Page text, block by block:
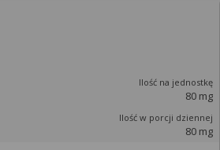
80 mg
80 mg